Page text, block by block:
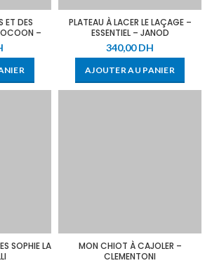
ET DES
–
PLATEAU À LACER LE LAÇAGE –
ESSENTIEL – JANOD
340,00DH
AJOUTER AU PANIER
SOPHIE LA
MON CHIOT À CAJOLER –
CLEMENTONI